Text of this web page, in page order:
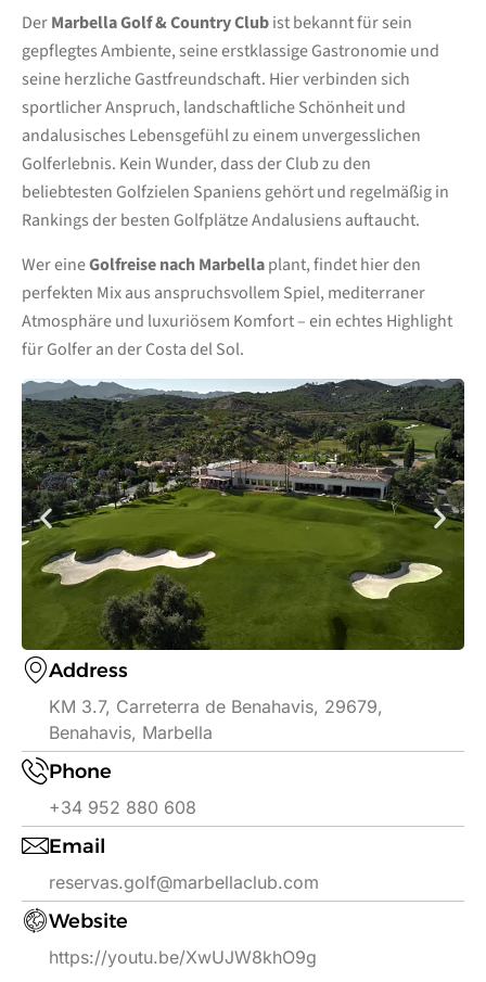
DerMarbella Golf & Country Clubist bekannt für sein
gepflegtes Ambiente, seine erstklassige Gastronomie und
seine herzliche Gastfreundschaft. Hier verbinden sich
sportlicher Anspruch, landschaftliche Schönheit und
andalusisches Lebensgefühl zu einem unvergesslichen
Golferlebnis. Kein Wunder, dass der Club zu den
beliebtesten Golfzielen Spaniens gehört und regelmäßig in
Rankings der besten Golfplätze Andalusiens auftaucht.
Wer eineGolfreise nach Marbellaplant, findet hier den
perfekten Mix aus anspruchsvollem Spiel, mediterraner
Atmosphäre und luxuriösem Komfort – ein echtes Highlight
für Golfer an der Costa del Sol.
Address
KM 3.7, Carreterra de Benahavis, 29679,
Benahavis, Marbella
Phone
+34 952 880 608
Email
reservas.golf@marbellaclub.com
Website
https://youtu.be/XwUJW8khO9g